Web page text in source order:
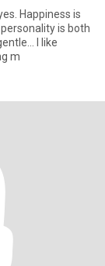
Happiness is
is both
I like
m